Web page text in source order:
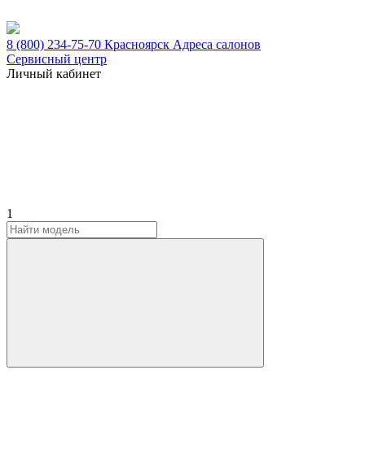
8 (800) 234-75-70 Красноярск Адреса салонов
Сервисный центр
Личный кабинет
1